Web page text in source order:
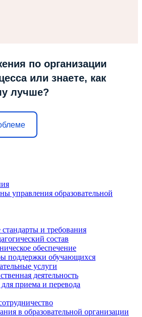
по организации
или знаете, как
лучше?
управления образовательной
и требования
состав
обеспечение
поддержки обучающихся
услуги
деятельность
приема и перевода
в образовательной организации